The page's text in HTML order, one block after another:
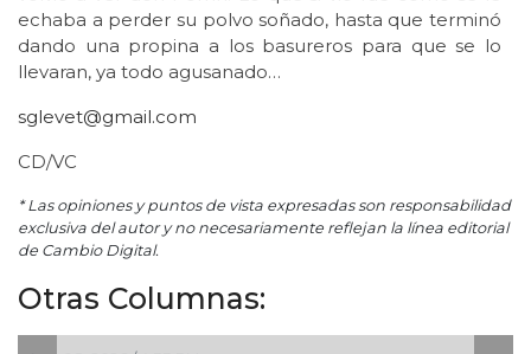
echaba a perder su polvo soñado, hasta que terminó
dando una propina a los basureros para que se lo
llevaran, ya todo agusanado…
sglevet@gmail.com
CD/VC
* Las opiniones y puntos de vista expresadas son responsabilidad
exclusiva del autor y no necesariamente reflejan la línea editorial
de Cambio Digital.
Otras Columnas: